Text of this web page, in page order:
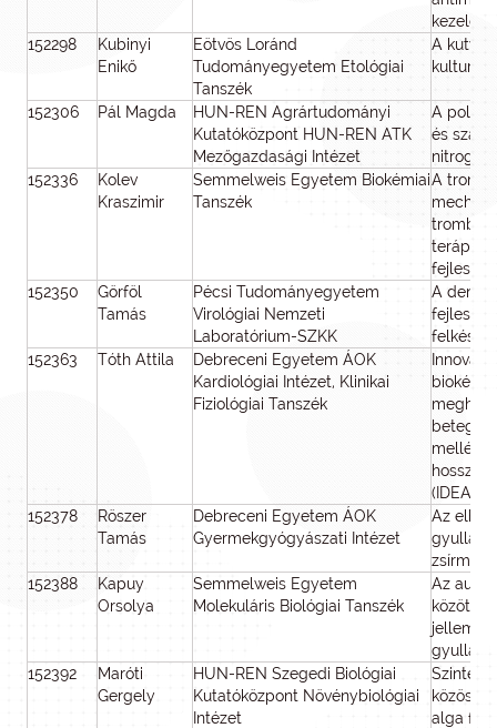
152298
Kubinyi
Enikő
Eötvös Loránd
Tudományegyetem Etológiai
Tanszék
A kutya
152306 Pál Magda
HUN-REN Agrártudományi
Kutatóközpont HUN-REN ATK
Mezőgazdasági Intézet
A
és
nitrogén
152336
Kolev
Kraszimir
Semmelweis Egyetem Biokémiai
Tanszék
A
terápiás
152350
Görföl
Tamás
Pécsi Tudományegyetem
Virológiai Nemzeti
Laboratórium-SZKK
A
152363
Tóth Attila
Debreceni Egyetem ÁOK
Kardiológiai Intézet, Klinikai
Fiziológiai Tanszék
(IDEA)
152378
Röszer
Tamás
Debreceni Egyetem ÁOK
Gyermekgyógyászati Intézet
Az
152388
Kapuy
Orsolya
Semmelweis Egyetem
Molekuláris Biológiai Tanszék
Az
közötti
152392
Maróti
Gergely
HUN-REN Szegedi Biológiai
Kutatóközpont Növénybiológiai
Intézet
alga